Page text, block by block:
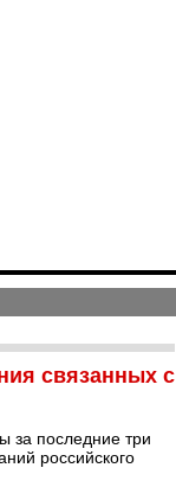
связанных с
за последние три
российского